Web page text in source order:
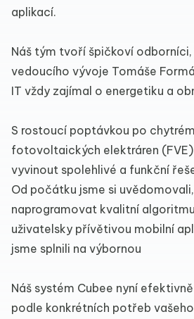
aplikací.
Náš tým tvoří špičkoví odborníci,
vedoucího vývoje Tomáše
IT vždy zajímal o energetiku a
S rostoucí poptávkou po
fotovoltaických elektráren
vyvinout spolehlivé a funkční
Od počátku jsme si
naprogramovat kvalitní
uživatelsky přívětivou mobilní
jsme splnili na výbornou
Náš systém Cubee nyní
podle konkrétních potřeb